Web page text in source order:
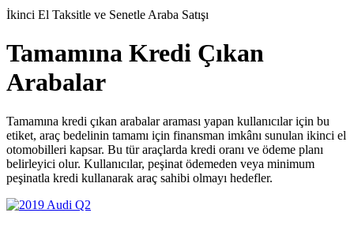
İkinci El Taksitle ve Senetle Araba Satışı
Tamamına Kredi Çıkan
Arabalar
Tamamına kredi çıkan arabalar araması yapan kullanıcılar için bu
etiket, araç bedelinin tamamı için finansman imkânı sunulan ikinci el
otomobilleri kapsar. Bu tür araçlarda kredi oranı ve ödeme planı
belirleyici olur. Kullanıcılar, peşinat ödemeden veya minimum
peşinatla kredi kullanarak araç sahibi olmayı hedefler.